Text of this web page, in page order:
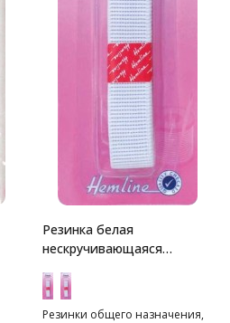
Резинка белая
нескручивающаяся
Резинки общего назначения,